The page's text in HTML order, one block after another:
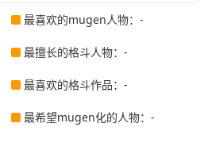
最喜欢的mugen人物：-
最擅长的格斗人物：-
最喜欢的格斗作品：-
最希望mugen化的人物：-